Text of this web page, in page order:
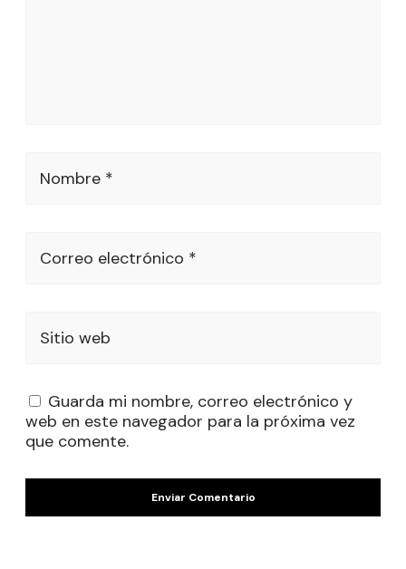
Nombre *
Correo electrónico *
Sitio web
Guarda mi nombre, correo electrónico y
web en este navegador para la próxima vez
que comente.